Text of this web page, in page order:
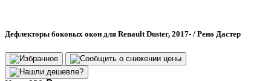
Дефлекторы боковых окон для Renault Duster, 2017- / Рено Дастер